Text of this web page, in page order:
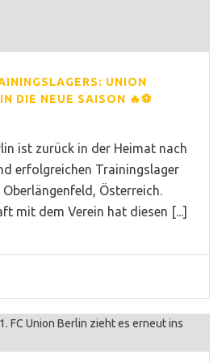
UNION
DIE NEUE SAISON 🔥⚽️
ist zurück in der Heimat nach
erfolgreichen Trainingslager
Österreich.
mit dem Verein hat diesen [...]